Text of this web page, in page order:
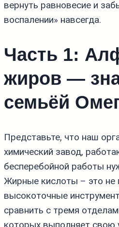
вернуть равновесие и
воспалении» навсегда.
Часть 1:
жиров —
семьёй
Представьте, что наш
химический завод,
бесперебойной работы
Жирные кислоты – это не
высокоточные
сравнить с тремя
которых выполняет свою